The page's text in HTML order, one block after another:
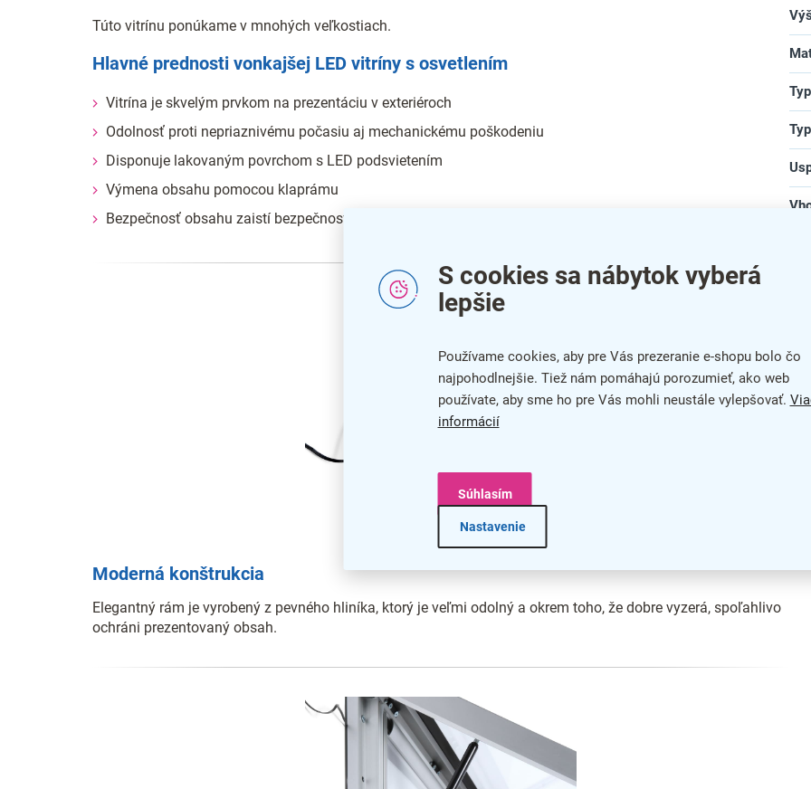
S cookies sa nábytok vyberá
lepšie
Používame cookies, aby pre Vás prezeranie e-shopu bolo čo
najpohodlnejšie. Tiež nám pomáhajú porozumieť, ako web
používate, aby sme ho pre Vás mohli neustále vylepšovať.
informácií
Nastavenie
Súhlasím
Túto vitrínu ponúkame v mnohých veľkostiach.
Hlavné prednosti vonkajšej LED vitríny s osvetlením
Vitrína je skvelým prvkom na prezentáciu v exteriéroch
Odolnosť proti nepriaznivému počasiu aj mechanickému poškodeniu
Disponuje lakovaným povrchom s LED podsvietením
Výmena obsahu pomocou klaprámu
Bezpečnosť obsahu zaistí bezpečnostné sklo a vstavaný zámok
Moderná konštrukcia
Elegantný rám je vyrobený z pevného hliníka, ktorý je veľmi odolný a okrem toho, že dobre vyzerá, spoľahlivo
ochráni prezentovaný obsah.